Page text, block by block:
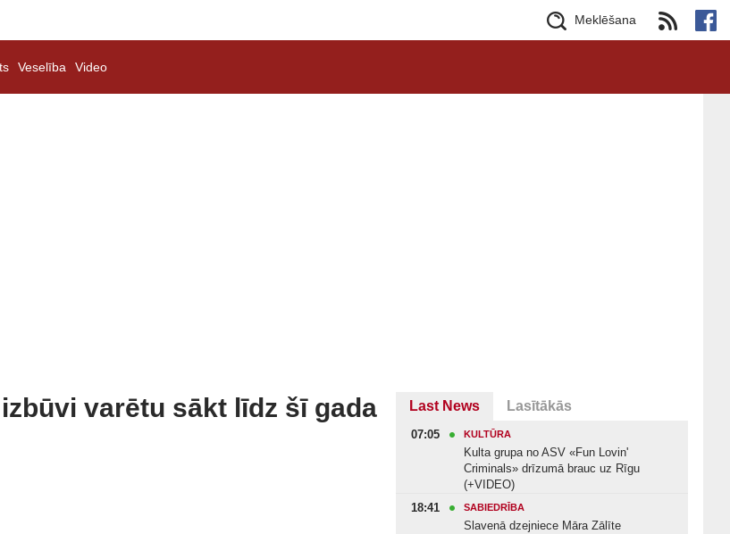
Meklēšana
Veselība Video
varētu sākt līdz šī gada
Last News Lasītākās
07:05 KULTŪRA
Kulta grupa no ASV «Fun Lovin'
Criminals» drīzumā brauc uz Rīgu
(+VIDEO)
18:41
SABIEDRĪBA
Slavenā dzejniece Māra Zālīte